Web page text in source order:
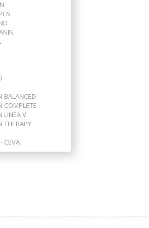
BALANCED
COMPLETE
LINEA V
THERAPY
CEVA